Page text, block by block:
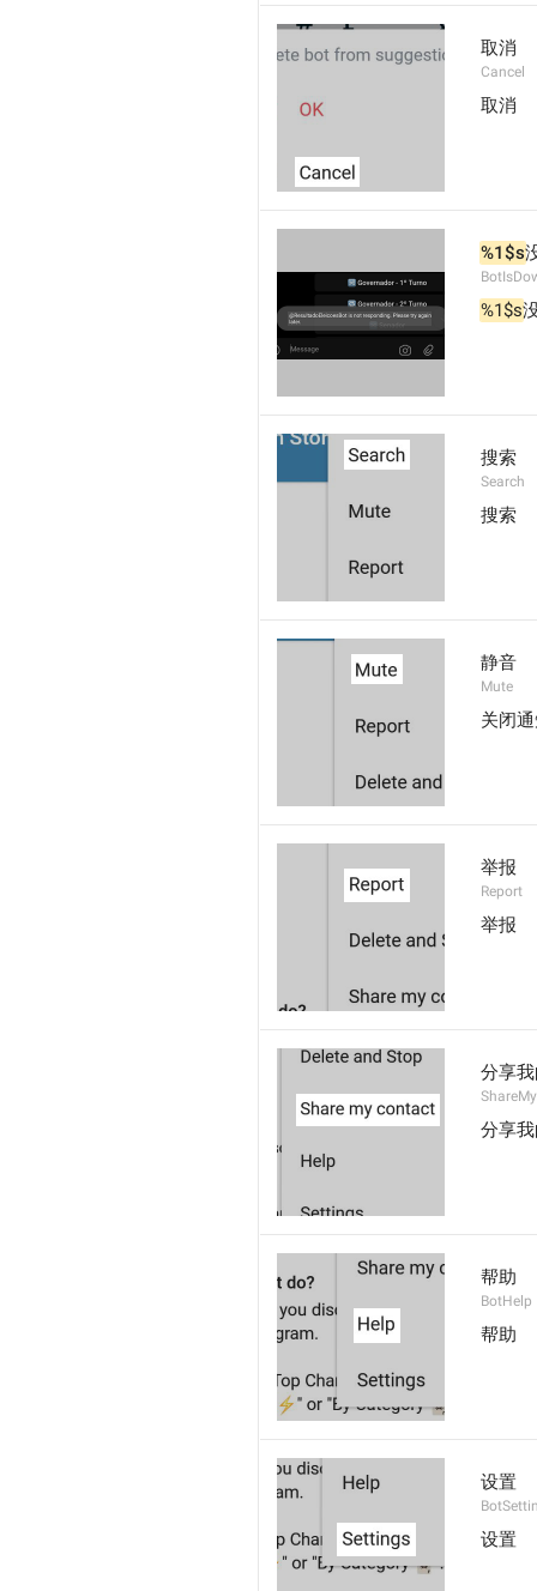
取消
Cancel
取消
%1$s
%1$s
搜索
Search
搜索
静音
Mute
关闭
举报
Report
举报
分享
分享
帮助
BotHelp
帮助
设置
设置